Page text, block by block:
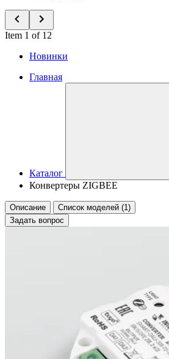
Item 1 of 12
Новинки
Главная
Каталог
Конвертеры ZIGBEE
Описание
Список моделей (1)
Задать вопрос